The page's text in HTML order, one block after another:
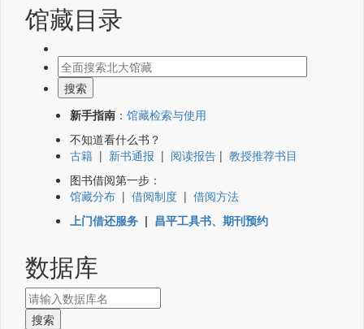
馆藏目录
新手指南 ： 馆藏检索与使用
不知道看什么书？
古籍 | 新书通报 | 阅读报告 | 教授推荐书目
图书借阅第一步：
馆藏分布 | 借阅制度 | 借阅方法
上门借还服务 | 昌平工具书、期刊预约
数据库